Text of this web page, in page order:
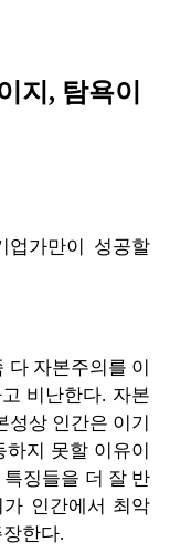
지, 탐욕이
업가만이 성공할
다 자본주의를 이
비난한다. 자본
성상 인간은 이기
지 못할 이유이
징들을 더 잘 반
가 인간에서 최악
한다.